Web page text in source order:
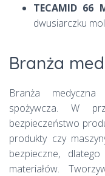
TECAMID 66
dwusiarczku
Branża
Branża
spożywcza. W
bezpieczeństwo
produkty czy
bezpieczne,
materiałów.